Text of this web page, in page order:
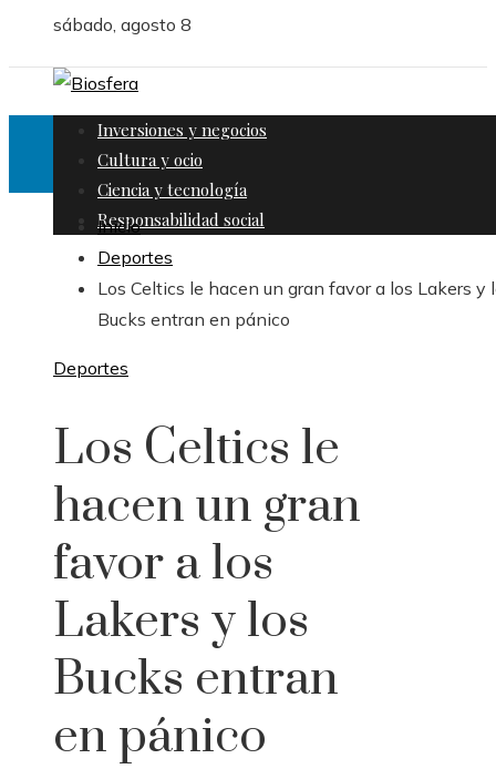
sábado, agosto 8
Inversiones y negocios
Cultura y ocio
Ciencia y tecnología
Responsabilidad social
Inicio
Deportes
Los Celtics le hacen un gran favor a los Lakers y
Bucks entran en pánico
Deportes
Los Celtics le
hacen un gran
favor a los
Lakers y los
Bucks entran
en pánico